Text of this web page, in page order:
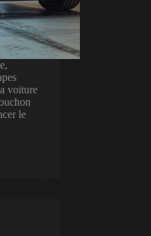
voiture
le